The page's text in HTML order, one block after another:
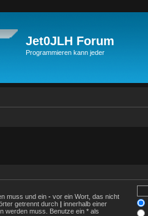
Jet0JLH Forum
Programmieren kann jeder
muss und ein - vor ein Wort, das nicht
getrennt durch
innerhalb einer
werden muss. Benutze ein * als